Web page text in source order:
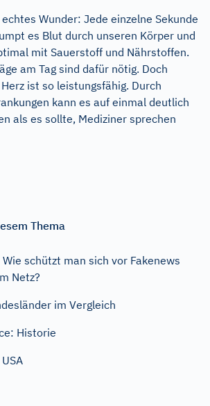
Wunder: Jede einzelne Sekunde
es Blut durch unseren Körper und
mit Sauerstoff und Nährstoffen.
am Tag sind dafür nötig. Doch
ist so leistungsfähig. Durch
kann es auf einmal deutlich
als es sollte, Mediziner sprechen
Thema
schützt man sich vor Fakenews
Netz?
im Vergleich
Historie